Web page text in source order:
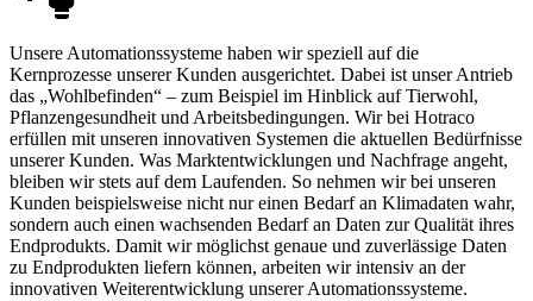
Unsere Automationssysteme haben wir speziell auf die
Kernprozesse unserer Kunden ausgerichtet. Dabei ist unser Antrieb
das „Wohlbefinden“ – zum Beispiel im Hinblick auf Tierwohl,
Pflanzengesundheit und Arbeitsbedingungen. Wir bei Hotraco
erfüllen mit unseren innovativen Systemen die aktuellen Bedürfnisse
unserer Kunden. Was Marktentwicklungen und Nachfrage angeht,
bleiben wir stets auf dem Laufenden. So nehmen wir bei unseren
Kunden beispielsweise nicht nur einen Bedarf an Klimadaten wahr,
sondern auch einen wachsenden Bedarf an Daten zur Qualität ihres
Endprodukts. Damit wir möglichst genaue und zuverlässige Daten
zu Endprodukten liefern können, arbeiten wir intensiv an der
innovativen Weiterentwicklung unserer Automationssysteme.